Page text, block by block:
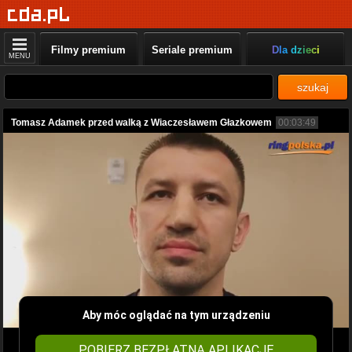
MENU Filmy premium Seriale premium Dla dzieci
szukaj
Tomasz Adamek przed walką z Wiaczesławem Głazkowem 00:03:49
Aby móc oglądać na tym urządzeniu